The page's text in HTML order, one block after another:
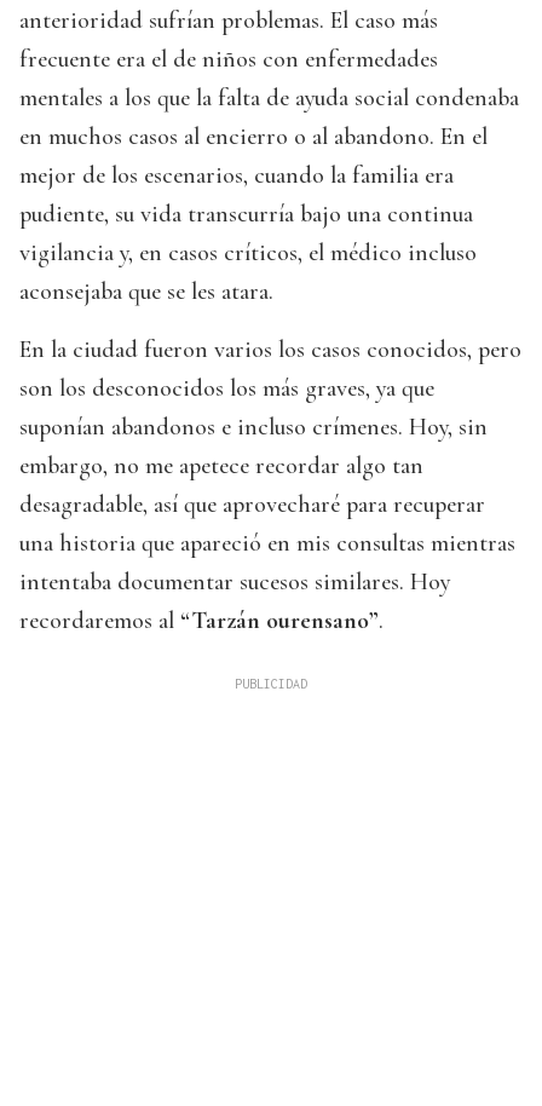
anterioridad sufrían problemas. El caso más
frecuente era el de niños con enfermedades
mentales a los que la falta de ayuda social condenaba
en muchos casos al encierro o al abandono. En el
mejor de los escenarios, cuando la familia era
pudiente, su vida transcurría bajo una continua
vigilancia y, en casos críticos, el médico incluso
aconsejaba que se les atara.
En la ciudad fueron varios los casos conocidos, pero
son los desconocidos los más graves, ya que
suponían abandonos e incluso crímenes. Hoy, sin
embargo, no me apetece recordar algo tan
desagradable, así que aprovecharé para recuperar
una historia que apareció en mis consultas mientras
intentaba documentar sucesos similares. Hoy
recordaremos al “Tarzán ourensano”.